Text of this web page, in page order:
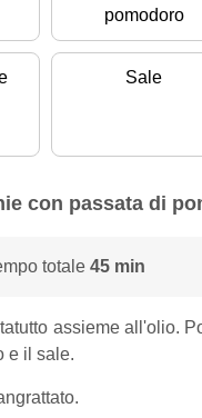
pomodoro
Sale
con passata di
totale 45 min
assieme all'olio.
e il sale.